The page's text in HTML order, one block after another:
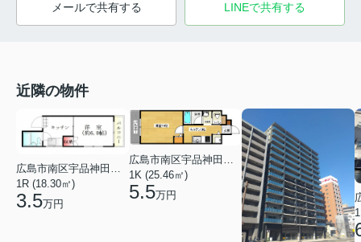
メールで共有する LINEで共有する
近隣の物件
1R (18.30㎡)
3.5万円
1K (25.46㎡)
5.5万円